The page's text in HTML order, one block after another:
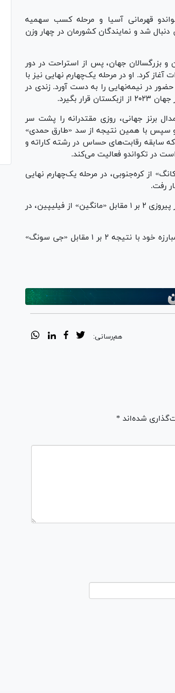
قهرمانی آسیا و مرحله کسب سهمیه
مغولستان دنبال شد و نمایندگان کشورمان در چهار وزن
جوانان و بزرگسالان جهان، پس از استراحت در دور
علی» از امارات آغاز کرد. او در مرحله یک‌چهارم نهایی نیز با
در نیمه‌نهایی را به دست آورد. زندی در
بگیرد.
مدال برنز جهانی، روزی مقتدرانه را پشت سر
را ۲ بر صفر شکست داد و سپس با همین نتیجه از سد «طارق حمدی»
سابقه رقابت‌های حساس در رشته کاراته و
در تکواندو فعالیت می‌کند.
برتری ۲ بر صفر برابر «سئو کانگ» از کره‌جنوبی، در مرحله یک‌چهارم نهایی
رفت.
در بخش بانوان، مهلا مومن‌زاده در وزن منهای ۴۹ کیلوگرم پس از پیروزی ۲ بر ۱ مقابل «مانگین» از فیلیپین، در
همچنین در وزن منهای ۷۳ کیلوگرم، باران نعمتی در نخستین مبارزه خود با نتیجه ۲ بر ۱ مقابل «جی سونگ»
هم‌رسانی:
شده‌اند *